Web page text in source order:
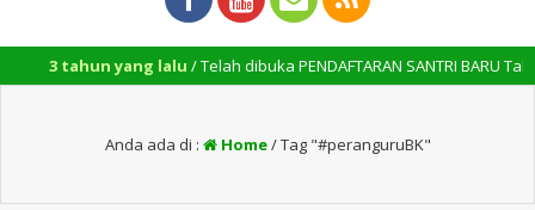
3 tahun yang lalu / Telah dibuka PENDAFTARAN SANTRI BARU
Anda ada di : Home/Tag "#peranguruBK"